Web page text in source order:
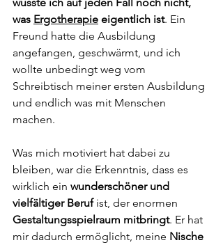
was Ergotherapie eigentlich ist. Ein
Freund hatte die Ausbildung
angefangen, geschwärmt, und ich
wollte unbedingt weg vom
Schreibtisch meiner ersten Ausbildung
und endlich was mit Menschen
machen.
Was mich motiviert hat dabei zu
bleiben, war die Erkenntnis, dass es
wirklich ein wunderschöner und
vielfältiger Beruf ist, der enormen
Gestaltungsspielraum mitbringt. Er hat
mir dadurch ermöglicht, meine Nische